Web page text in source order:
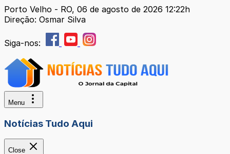
Porto Velho - RO, 06 de agosto de 2026 12:22h
Direção: Osmar Silva
Siga-nos:
Menu
Notícias Tudo Aqui
Close